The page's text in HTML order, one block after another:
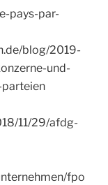
pays-par-
blog/2019-
und-
11/29/afdg-
fpo